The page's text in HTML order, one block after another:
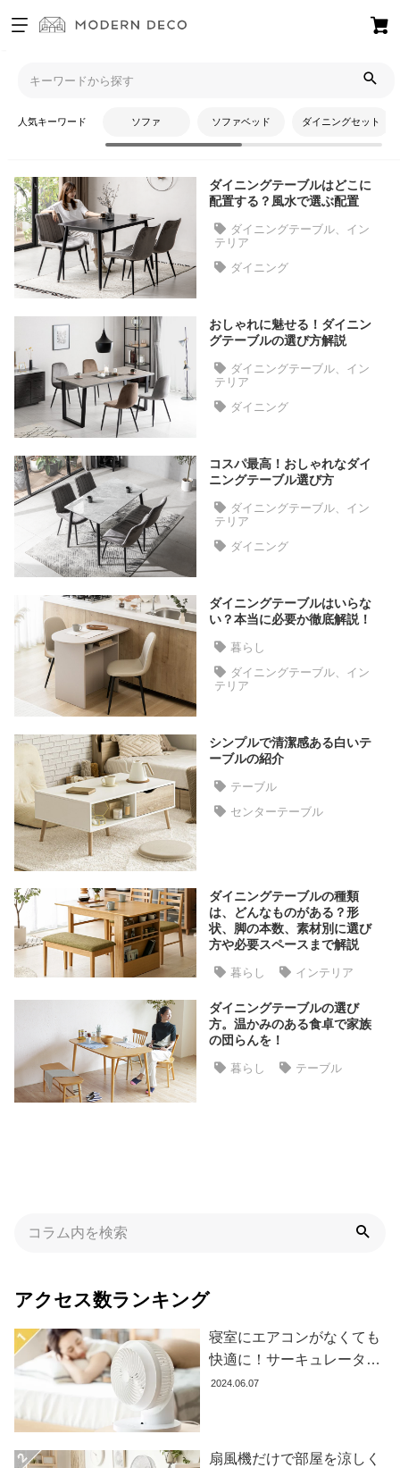
り
テ
ム
近
ッ
ク
し
た
ア
イ
テ
ム
覧
ラ
ン
ン
グ
商
品
カ
ら
イ
ス
ト
探
す
人気キーワード ソファ ソファベッド ダイニングセット
モダンデコTOP コラム
ダイニングテーブル、インテリア
ダイニングテーブルはどこに
配置する？風水で選ぶ配置
ダイニングテーブル、イン
テリア
ダイニング
おしゃれに魅せる！ダイニン
グテーブルの選び方解説
ダイニングテーブル、イン
テリア
ダイニング
コスパ最高！おしゃれなダイ
ニングテーブル選び方
ダイニングテーブル、イン
テリア
ダイニング
ダイニングテーブルはいらな
い？本当に必要か徹底解説！
暮らし
ダイニングテーブル、イン
テリア
シンプルで清潔感ある白いテ
ーブルの紹介
テーブル
センターテーブル
ダイニングテーブルの種類
は、どんなものがある？形
状、脚の本数、素材別に選び
方や必要スペースまで解説
暮らし インテリア
ダイニングテーブルの選び
方。温かみのある食卓で家族
の団らんを！
暮らし テーブル
アクセス数ランキング
寝室にエアコンがなくても
快適に！サーキュレーター
の効果的な使い方とおすす
2024.06.07
扇風機だけで部屋を涼しく